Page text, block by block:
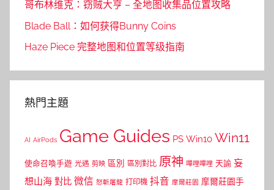
哥布林维克：窃贼大亨 – 全地图收集品位置攻略
Blade Ball：如何获得Bunny Coins
Haze Piece 完整地图和位置等级指南
熱門主題
AI AirPods Game Guides PS Win10 Win11
使命召喚手遊 光遇 剪映 區別 區別對比 原神 嗶哩嗶哩 天諭 妄
想山海 對比 微信 怒斬屠龍 打印機 抖音 摩爾莊園 摩爾莊園手